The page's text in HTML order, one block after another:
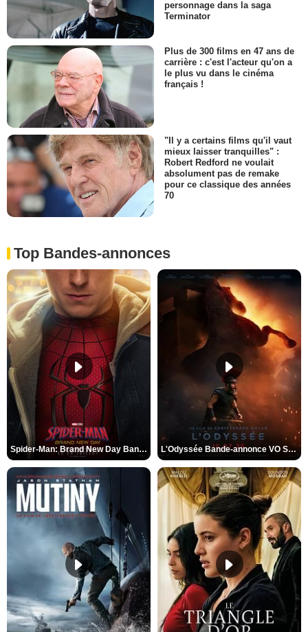
personnage dans la saga
Terminator
Plus de 300 films en 47 ans de
carrière : c'est l'acteur qu'on a
le plus vu dans le cinéma
français !
"Il y a certains films qu'il vaut
mieux laisser tranquilles" :
Robert Redford ne voulait
absolument pas de remake
pour ce classique des années
70
Top Bandes-annonces
Spider-Man: Brand New Day Bande-annonce VO STFR L'Odyssée Bande-annonce VO STFR